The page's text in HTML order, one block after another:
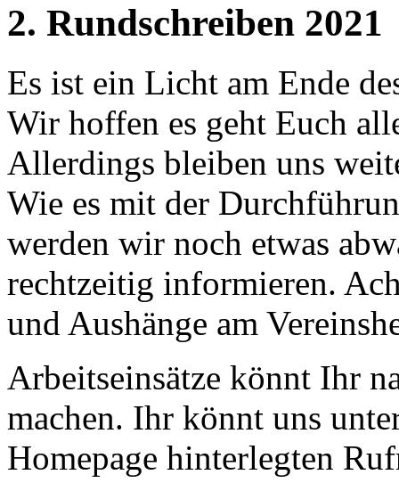
2. Rundschreiben 2021
Es ist ein Licht am Ende
Wir hoffen es geht Euch
Allerdings bleiben uns
Wie es mit der
werden wir noch etwas
rechtzeitig informieren.
und Aushänge am
Arbeitseinsätze könnt Ihr
machen. Ihr könnt uns
Homepage hinterlegten